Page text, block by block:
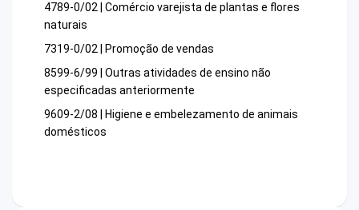
4789-0/02 | Comércio varejista de plantas e flores
naturais
7319-0/02 | Promoção de vendas
8599-6/99 | Outras atividades de ensino não
especificadas anteriormente
9609-2/08 | Higiene e embelezamento de animais
domésticos